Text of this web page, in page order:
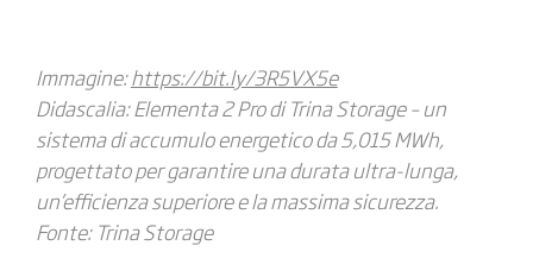
Immagine:https://bit.ly/3R5VX5e
Didascalia: Elementa 2 Pro di Trina Storage – un
sistema di accumulo energetico da 5,015 MWh,
progettato per garantire una durata ultra-lunga,
un’efficienza superiore e la massima sicurezza.
Fonte: Trina Storage